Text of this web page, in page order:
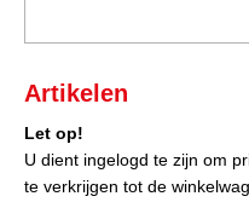
Artikelen
Let op!
U dient ingelogd te zijn om
te verkrijgen tot de